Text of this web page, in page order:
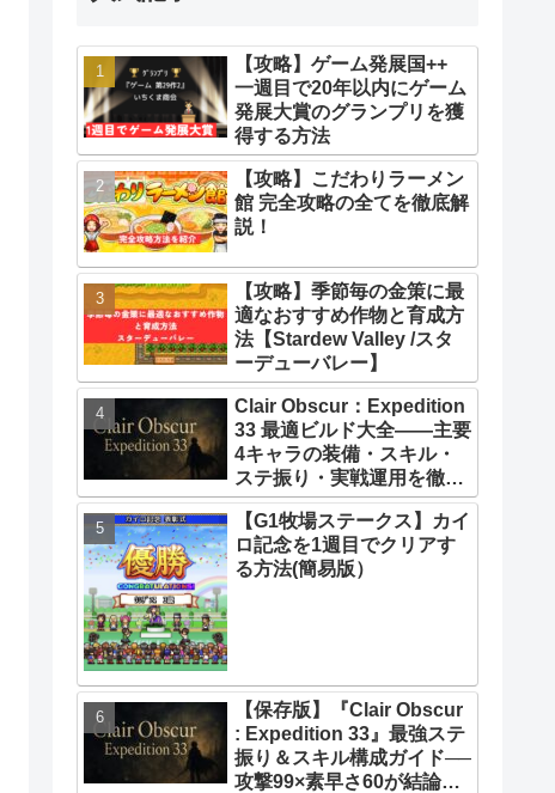
【攻略】ゲーム発展国++
一週目で20年以内にゲーム
発展大賞のグランプリを獲
得する方法
【攻略】こだわりラーメン
館 完全攻略の全てを徹底解
説！
【攻略】季節毎の金策に最
適なおすすめ作物と育成方
法【Stardew Valley /スタ
ーデューバレー】
Clair Obscur：Expedition
33 最適ビルド大全――主要
4キャラの装備・スキル・
ステ振り・実戦運用を徹底
解説【クレールオブスキュ
ール エクスペディション
33】【攻略】
【G1牧場ステークス】カイ
ロ記念を1週目でクリアす
る方法(簡易版）
【保存版】『Clair Obscur
: Expedition 33』最強ステ
振り＆スキル構成ガイド──
攻撃99×素早さ60が結論！